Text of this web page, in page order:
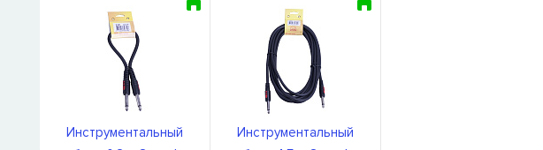
Инструментальный
Инструментальный